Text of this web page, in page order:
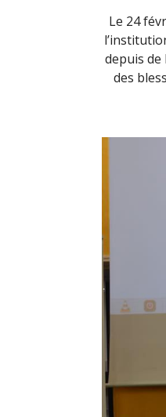
Le 24
depuis de
des